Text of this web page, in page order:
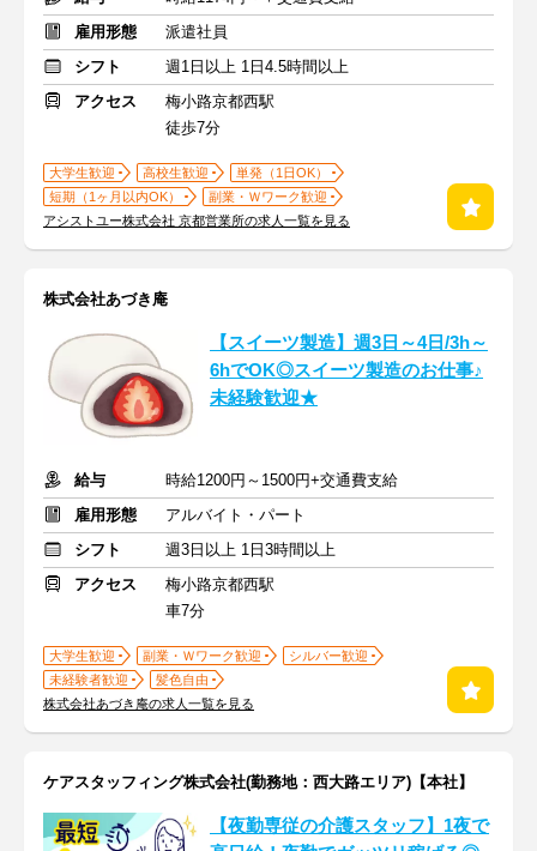
雇用形態
派遣社員
シフト
週1日以上 1日4.5時間以上
アクセス
梅小路京都西駅
徒歩7分
大学生歓迎 高校生歓迎
単発（1日OK）
短期（1ヶ月以内OK）
副業・Ｗワーク歓迎
アシストユー株式会社 京都営業所の求人一覧を見る
株式会社あづき庵
【スイーツ製造】週3日～4日/3h～
6hでOK◎スイーツ製造のお仕事♪
未経験歓迎★
給与
時給1200円～1500円+交通費支給
雇用形態
アルバイト・パート
シフト
週3日以上 1日3時間以上
アクセス
梅小路京都西駅
車7分
大学生歓迎 副業・Ｗワーク歓迎
シルバー歓迎
未経験者歓迎
髪色自由
株式会社あづき庵の求人一覧を見る
ケアスタッフィング株式会社(勤務地：西大路エリア)【本社】
【夜勤専従の介護スタッフ】1夜で